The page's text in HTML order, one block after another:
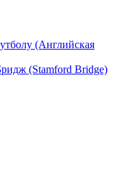
(Английская
(Stamford Bridge)